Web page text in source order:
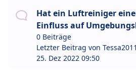
Hat ein Luftreiniger
Einfluss auf
0 Beiträge
Letzter Beitrag von Tessa2011
25. Dez 2022 09:50